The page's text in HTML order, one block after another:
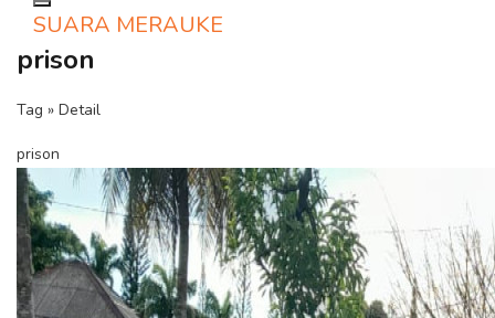
Toggle navigation
SUARA MERAUKE
prison
Tag » Detail
prison